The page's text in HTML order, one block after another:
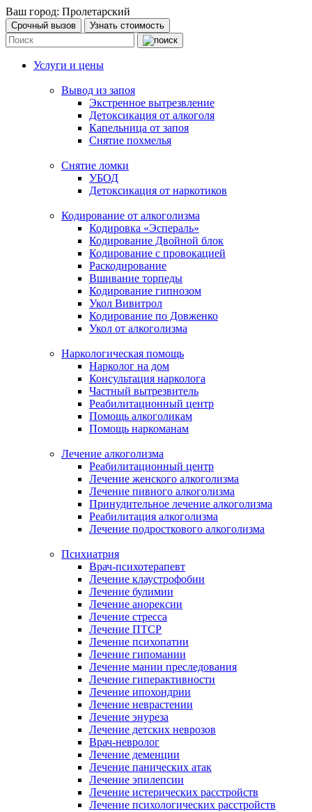
Ваш город: Пролетарский
Срочный вызов Узнать стоимость
Услуги и цены
Вывод из запоя
Экстренное вытрезвление
Детоксикация от алкоголя
Капельница от запоя
Снятие похмелья
Снятие ломки
УБОД
Детоксикация от наркотиков
Кодирование от алкоголизма
Кодировка «Эспераль»
Кодирование Двойной блок
Кодирование с провокацией
Раскодирование
Вшивание торпеды
Кодирование гипнозом
Укол Вивитрол
Кодирование по Довженко
Укол от алкоголизма
Наркологическая помощь
Нарколог на дом
Консультация нарколога
Частный вытрезвитель
Реабилитационный центр
Помощь алкоголикам
Помощь наркоманам
Лечение алкоголизма
Реабилитационный центр
Лечение женского алкоголизма
Лечение пивного алкоголизма
Принудительное лечение алкоголизма
Реабилитация алкоголизма
Лечение подросткового алкоголизма
Психиатрия
Врач-психотерапевт
Лечение клаустрофобии
Лечение булимии
Лечение анорексии
Лечение стресса
Лечение ПТСР
Лечение психопатии
Лечение гипомании
Лечение мании преследования
Лечение гиперактивности
Лечение ипохондрии
Лечение неврастении
Лечение энуреза
Лечение детских неврозов
Врач-невролог
Лечение деменции
Лечение панических атак
Лечение эпилепсии
Лечение истерических расстройств
Лечение психологических расстройств